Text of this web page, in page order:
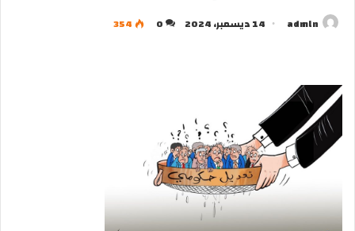
admln 14 ديسمبر، 2024 0
354